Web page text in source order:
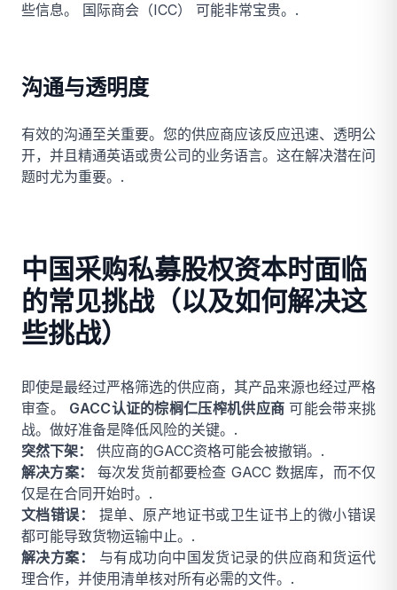
些信息。 国际商会（ICC） 可能非常宝贵。.
沟通与透明度
有效的沟通至关重要。您的供应商应该反应迅速、透明公
开，并且精通英语或贵公司的业务语言。这在解决潜在问
题时尤为重要。.
中国采购私募股权资本时面临
的常见挑战（以及如何解决这
些挑战）
即使是最经过严格筛选的供应商，其产品来源也经过严格
审查。 GACC认证的棕榈仁压榨机供应商 可能会带来挑
战。做好准备是降低风险的关键。.
突然下架：
供应商的GACC资格可能会被撤销。.
解决方案：
每次发货前都要检查 GACC 数据库，而不仅
仅是在合同开始时。.
文档错误：
提单、原产地证书或卫生证书上的微小错误
都可能导致货物运输中止。.
解决方案：
与有成功向中国发货记录的供应商和货运代
理合作，并使用清单核对所有必需的文件。.